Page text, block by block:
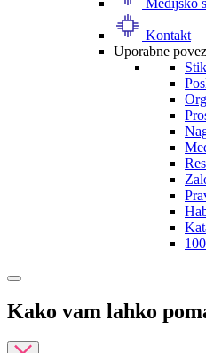
Medijsko
Kontakt
Uporabne
Kako vam lahko